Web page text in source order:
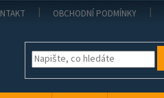
OBCHODNÍ PODMÍNKY